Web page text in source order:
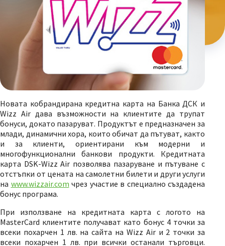
Новата кобрандирана кредитна карта на Банка ДСК и
Wizz Air дава възможности на клиентите да трупат
бонуси, докато пазаруват. Продуктът е предназначен за
млади, динамични хора, които обичат да пътуват, както
и за клиенти, ориентирани към модерни и
многофункционални банкови продукти. Кредитната
карта DSK-Wizz Air позволява пазаруване и пътуване с
отстъпки от цената на самолетни билети и други услуги
на www.wizzair.com чрез участие в специално създадена
бонус програма.
При използване на кредитната карта с логото на
MasterCard клиентите получават като бонус 4 точки за
всеки похарчен 1 лв. на сайта на Wizz Air и 2 точки за
всеки похарчен 1 лв. при всички останали търговци.